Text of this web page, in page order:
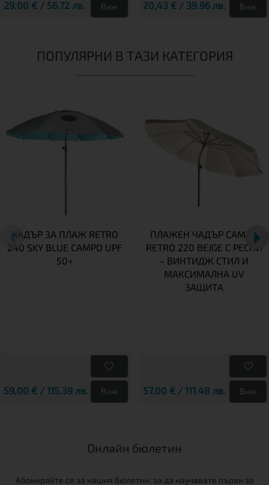
29,00 € / 56.72 лв. Виж 20,43 € / 39.96 лв. Виж
ПОПУЛЯРНИ В ТАЗИ КАТЕГОРИЯ
ЧАДЪР ЗА ПЛАЖ RETRO
240 SKY BLUE CAMPO UPF
50+
59,00 € / 115.39 лв. Виж
ПЛАЖЕН ЧАДЪР CAMPO
RETRO 220 BEJGE С РЕСНИ
– ВИНТИДЖ СТИЛ И
МАКСИМАЛНА UV
ЗАЩИТА
57,00 € / 111.48 лв. Виж
Онлайн бюлетин
Абонирайте се за нашия бюлетин, за да научавате първи за